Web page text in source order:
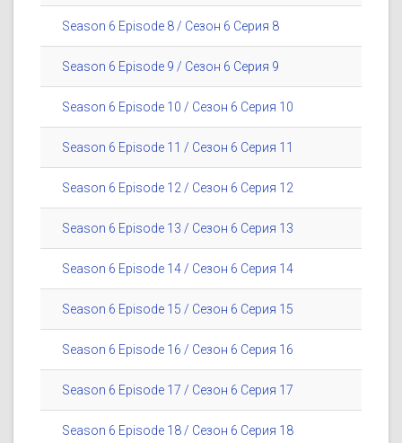
Season 6 Episode 8 / Сезон 6 Серия 8
Season 6 Episode 9 / Сезон 6 Серия 9
Season 6 Episode 10 / Сезон 6 Серия 10
Season 6 Episode 11 / Сезон 6 Серия 11
Season 6 Episode 12 / Сезон 6 Серия 12
Season 6 Episode 13 / Сезон 6 Серия 13
Season 6 Episode 14 / Сезон 6 Серия 14
Season 6 Episode 15 / Сезон 6 Серия 15
Season 6 Episode 16 / Сезон 6 Серия 16
Season 6 Episode 17 / Сезон 6 Серия 17
Season 6 Episode 18 / Сезон 6 Серия 18